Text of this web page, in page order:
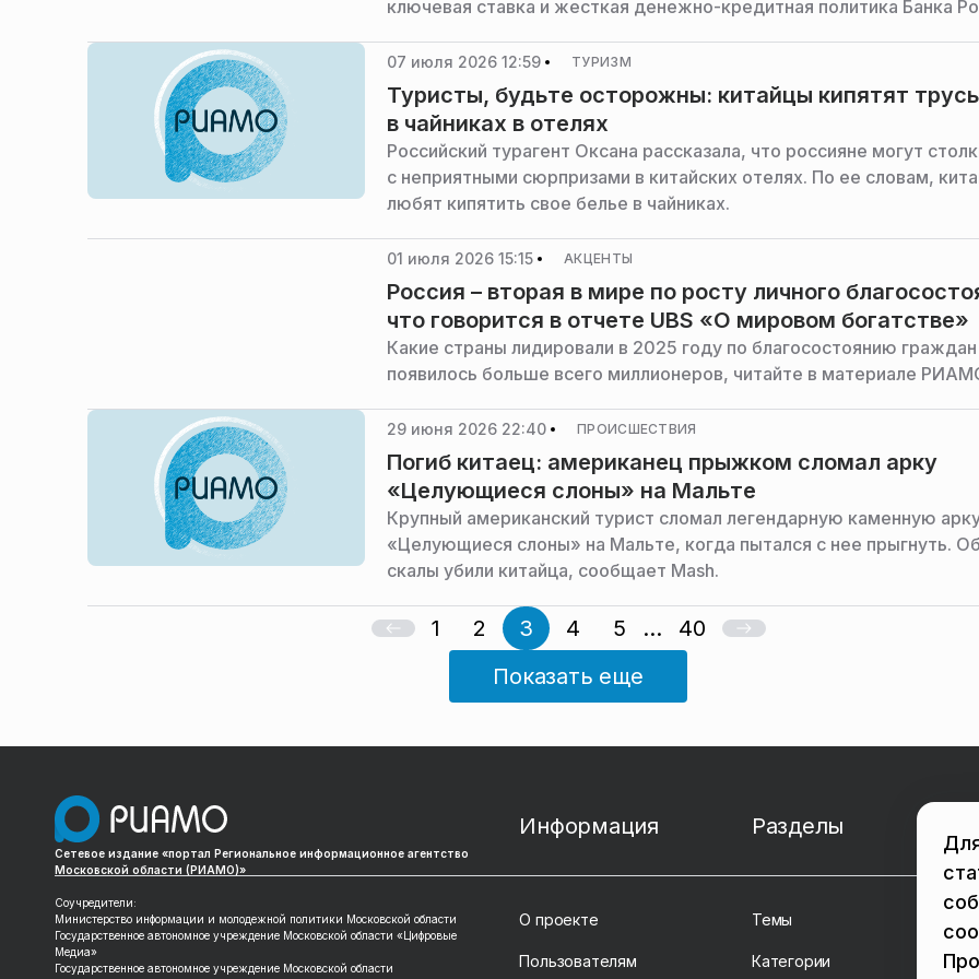
ключевая ставка и жесткая денежно-кредитная политика Банка
банка «Русский Стандарт» Максим Тимошенко.
07 июля 2026 12:59 ТУРИЗМ
Туристы, будьте осторожны: китайцы кипятят
в чайниках в отелях
Российский турагент Оксана рассказала, что россияне могут
с неприятными сюрпризами в китайских отелях. По ее словам,
любят кипятить свое белье в чайниках.
01 июля 2026 15:15 АКЦЕНТЫ
Россия – вторая в мире по росту личного
что говорится в отчете UBS «О мировом богатстве»
Какие страны лидировали в 2025 году по благосостоянию граждан
появилось больше всего миллионеров, читайте в материале
29 июня 2026 22:40 ПРОИСШЕСТВИЯ
Погиб китаец: американец прыжком сломал арку
«Целующиеся слоны» на Мальте
Крупный американский турист сломал легендарную каменную
«Целующиеся слоны» на Мальте, когда пытался с нее прыгнуть.
скалы убили китайца, сообщает Mash.
1 2 3 4 5 ...
40
Показать еще
Сетевое издание «портал Региональное информационное агентство
Московской области (РИАМО)»
Соучредители:
Министерство информации и молодежной политики Московской области
Государственное автономное учреждение Московской области «Цифровые
Медиа»
Государственное автономное учреждение Московской области
Информация
О проекте
Пользователям
Разделы
Темы
Категории